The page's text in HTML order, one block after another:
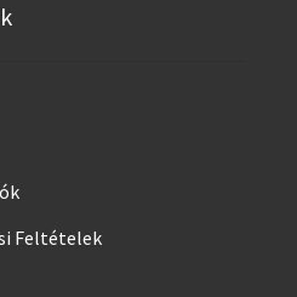
Feltételek